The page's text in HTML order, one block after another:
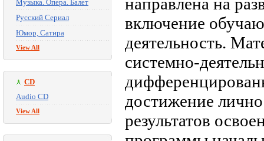
Музыка. Опера. Балет
Русский Сериал
Юмор, Сатира
View All
CD
Audio CD
View All
включение
деятельность.
системно-
достижение
результатов